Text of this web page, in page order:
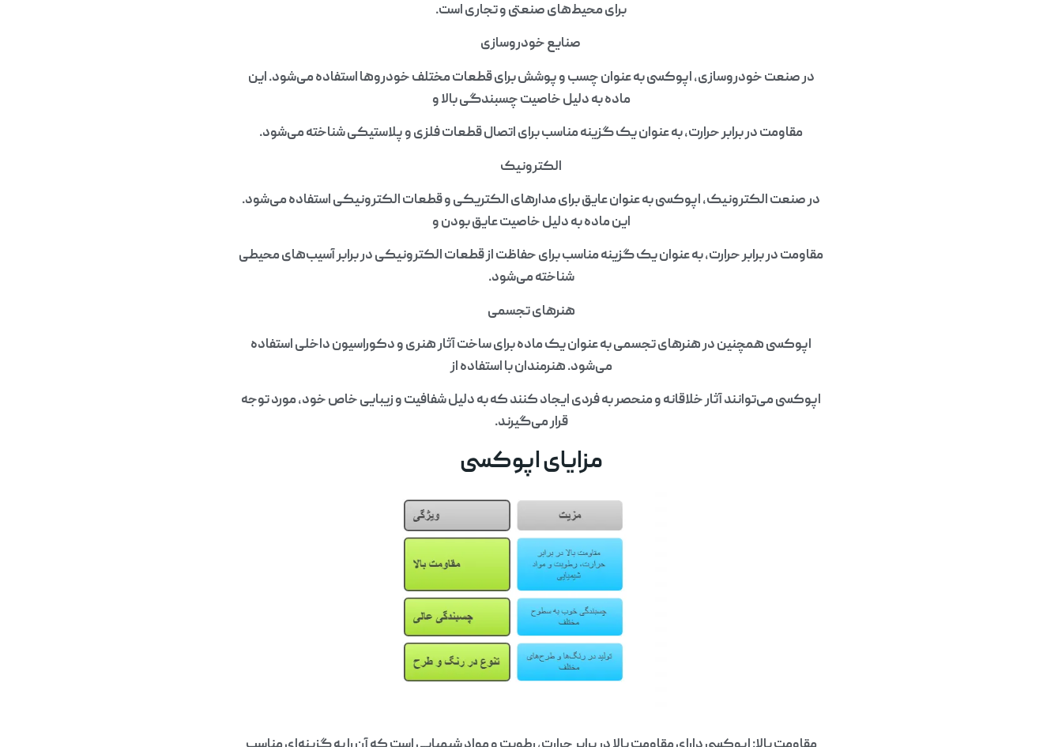
برای محیط‌های صنعتی و تجاری است.
صنایع خودروسازی
در صنعت خودروسازی، اپوکسی به عنوان چسب و پوشش برای قطعات مختلف خودروها استفاده می‌شود. این
ماده به دلیل خاصیت چسبندگی بالا و
مقاومت در برابر حرارت، به عنوان یک گزینه مناسب برای اتصال قطعات فلزی و پلاستیکی شناخته می‌شود.
الکترونیک
در صنعت الکترونیک، اپوکسی به عنوان عایق برای مدارهای الکتریکی و قطعات الکترونیکی استفاده می‌شود.
این ماده به دلیل خاصیت عایق بودن و
مقاومت در برابر حرارت، به عنوان یک گزینه مناسب برای حفاظت از قطعات الکترونیکی در برابر آسیب‌های محیطی
شناخته می‌شود.
هنرهای تجسمی
اپوکسی همچنین در هنرهای تجسمی به عنوان یک ماده برای ساخت آثار هنری و دکوراسیون داخلی استفاده
می‌شود. هنرمندان با استفاده از
اپوکسی می‌توانند آثار خلاقانه و منحصر به فردی ایجاد کنند که به دلیل شفافیت و زیبایی خاص خود، مورد توجه
قرار می‌گیرند.
مزایای اپوکسی